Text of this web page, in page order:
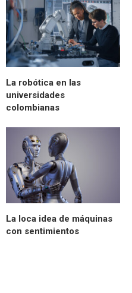
La robótica en las
universidades
colombianas
La loca idea de máquinas
con sentimientos